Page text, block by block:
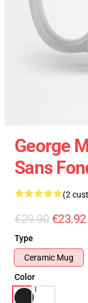
George
Sans
(2
€29.90 €23.92
Type
Ceramic Mug
Color